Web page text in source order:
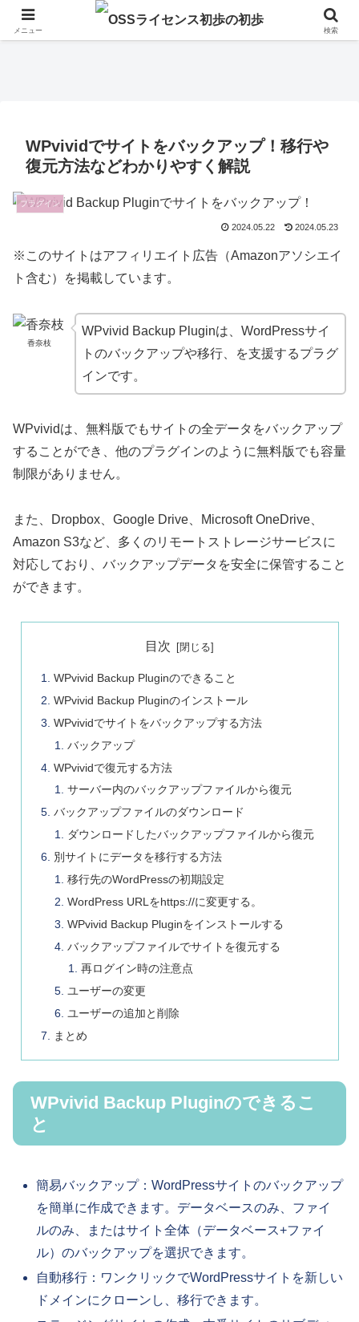
WPvividでサイトをバックアップ！移行や
復元方法などわかりやすく解説
プラグイン
2024.05.22 2024.05.23
※このサイトはアフィリエイト広告（Amazonアソシエイ
ト含む）を掲載しています。
香奈枝
WPvivid Backup Pluginは、WordPressサイ
トのバックアップや移行、を支援するプラグ
インです。
WPvividは、無料版でもサイトの全データをバックアップ
することができ、他のプラグインのように無料版でも容量
制限がありません。
また、Dropbox、Google Drive、Microsoft OneDrive、
Amazon S3など、多くのリモートストレージサービスに
対応しており、バックアップデータを安全に保管すること
ができます。
目次
WPvivid Backup Pluginのできること
WPvivid Backup Pluginのインストール
WPvividでサイトをバックアップする方法
バックアップ
WPvividで復元する方法
サーバー内のバックアップファイルから復元
バックアップファイルのダウンロード
ダウンロードしたバックアップファイルから復元
別サイトにデータを移行する方法
移行先のWordPressの初期設定
WordPress URLをhttps://に変更する。
WPvivid Backup Pluginをインストールする
バックアップファイルでサイトを復元する
再ログイン時の注意点
ユーザーの変更
ユーザーの追加と削除
まとめ
WPvivid Backup Pluginのできるこ
と
簡易バックアップ：WordPressサイトのバックアップ
を簡単に作成できます。データベースのみ、ファイ
ルのみ、またはサイト全体（データベース+ファイ
ル）のバックアップを選択できます。
自動移行：ワンクリックでWordPressサイトを新しい
ドメインにクローンし、移行できます。
メニュー 検索